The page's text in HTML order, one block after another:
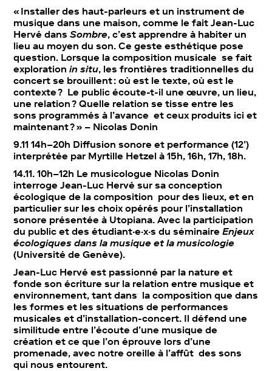
« Installer des haut-parleurs et un instrument de
musique dans une maison, comme le fait Jean-Luc
Hervé dansSombre, c’est apprendre à habiter un
lieu au moyen du son. Ce geste esthétique pose
question. Lorsque la composition musicale se fait
explorationin situ, les frontières traditionnelles du
concert se brouillent : où est le texte, où est le
contexte ? Le public écoute-t-il une œuvre, un lieu,
une relation ? Quelle relation se tisse entre les
sons programmés à l’avance et ceux produits ici et
maintenant ? » – Nicolas Donin
9.11 14h–20h Diffusion sonore et performance (12’)
interprétée par Myrtille Hetzel à 15h, 16h, 17h, 18h.
14.11. 10h–12h Le musicologue Nicolas Donin
interroge Jean-Luc Hervé sur sa conception
écologique de la composition pour des lieux, et en
particulier sur les choix opérés pour l’installation
sonore présentée à Utopiana. Avec la participation
du public et des étudiant·e·x·s du séminaireEnjeux
écologiques dans la musique et la musicologie
(Université de Genève).
Jean-Luc Hervé est passionné par la nature et
fonde son écriture sur la relation entre musique et
environnement, tant dans la composition que dans
les formes et les situations de performances
musicales et d’installation-concert. Il défend une
similitude entre l’écoute d’une musique de
création et ce que l’on éprouve lors d’une
promenade, avec notre oreille à l’affût des sons
qui nous entourent.